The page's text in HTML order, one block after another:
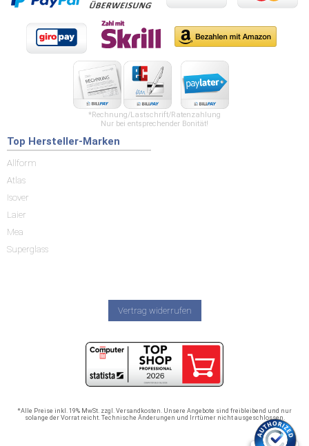
*Rechnung/Lastschrift/Ratenzahlung
Nur bei entsprechender Bonität!
Top Hersteller-Marken
Allform
Atlas
Isover
Laier
Mea
Superglass
Vertrag widerrufen
*Alle Preise inkl. 19% MwSt. zzgl. Versandkosten. Unsere Angebote sind freibleibend und nur
solange der Vorrat reicht. Technische Änderungen und Irrtümer nicht ausgeschlossen.